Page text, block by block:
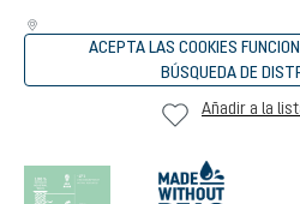
ACEPTA LAS COOKIES
BÚSQUEDA DE
Añadir a la